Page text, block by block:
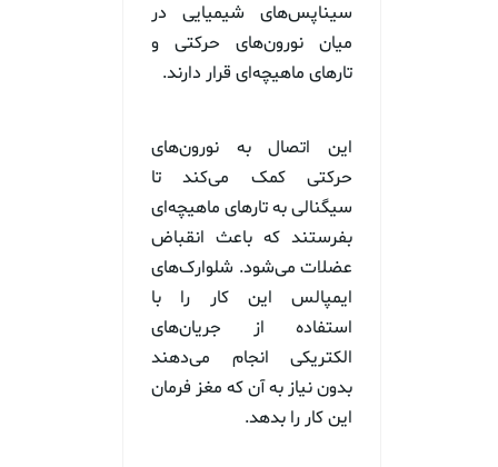
سیناپس‌های شیمیایی در
میان نورون‌های حرکتی و
تارهای ماهیچه‌ای قرار دارند.
این اتصال به نورون‌های
حرکتی کمک می‌کند تا
سیگنالی به تارهای ماهیچه‌ای
بفرستند که باعث انقباض
عضلات می‌شود. شلوارک‌های
ایمپالس این کار را با
استفاده از جریان‌های
الکتریکی انجام می‌دهند
بدون نیاز به آن که مغز فرمان
این کار را بدهد.